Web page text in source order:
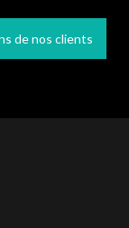
de nos clients